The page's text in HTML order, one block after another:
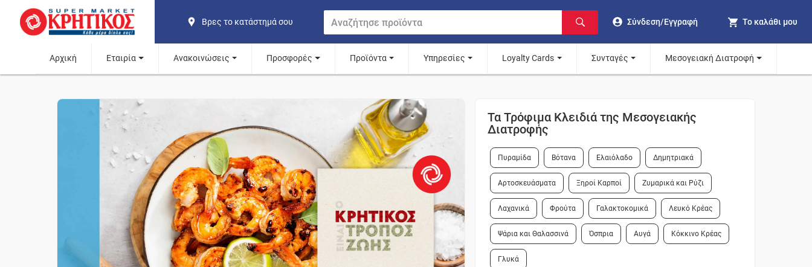
Βρες το κατάστημά σου Σύνδεση/Εγγραφή Το καλάθι μου
Αρχική Εταιρία Ανακοινώσεις Προσφορές Προϊόντα Υπηρεσίες Loyalty Cards Συνταγές Μεσογειακή Διατροφή
Τα Τρόφιμα Κλειδιά της Μεσογειακής
Διατροφής
Πυραμίδα Βότανα Ελαιόλαδο Δημητριακά
Αρτοσκευάσματα Ξηροί Καρποί Ζυμαρικά και Ρύζι
Λαχανικά Φρούτα Γαλακτοκομικά Λευκό Κρέας
Ψάρια και Θαλασσινά Όσπρια Αυγά Κόκκινο Κρέας
Γλυκά